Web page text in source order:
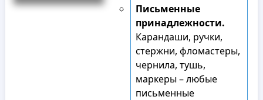
Письменные
принадлежности.
Карандаши, ручки,
стержни, фломастеры,
чернила, тушь,
маркеры – любые
письменные